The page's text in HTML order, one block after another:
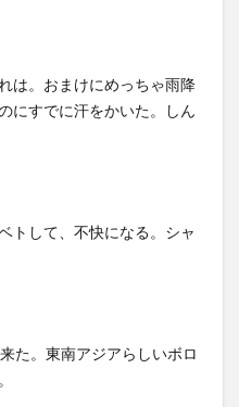
は。おまけにめっちゃ雨降
にすでに汗をかいた。しん
トして、不快になる。シャ
た。東南アジアらしいボロ